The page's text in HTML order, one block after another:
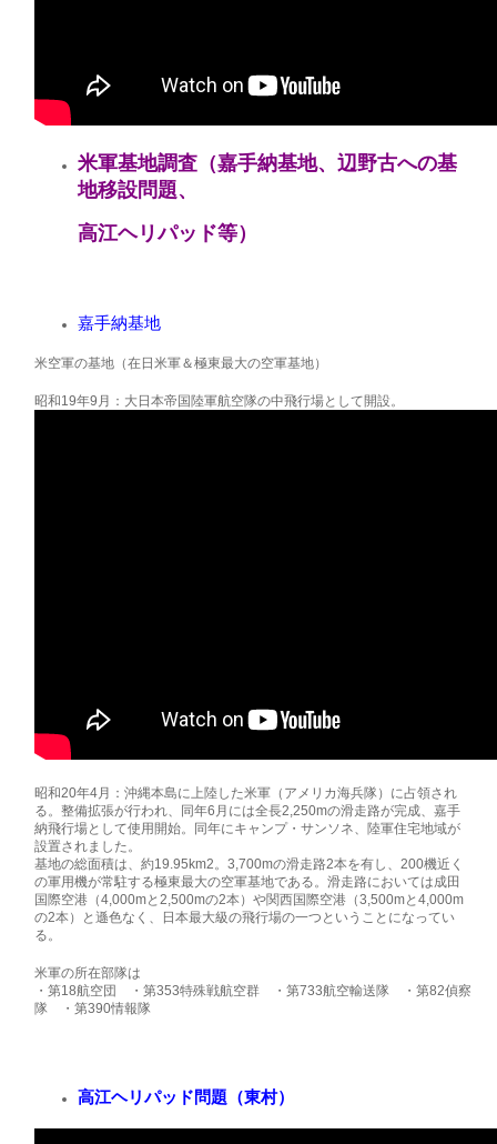
米軍基地調査（嘉手納基地、辺野古への基
地移設問題、
高江ヘリパッド等）
嘉手納基地
米空軍の基地（在日米軍＆極東最大の空軍基地）
昭和19年9月：大日本帝国陸軍航空隊の中飛行場として開設。
昭和20年4月：沖縄本島に上陸した米軍（アメリカ海兵隊）に占領され
る。整備拡張が行われ、同年6月には全長2,250mの滑走路が完成、嘉手
納飛行場として使用開始。同年にキャンプ・サンソネ、陸軍住宅地域が
設置されました。
基地の総面積は、約19.95km2。3,700mの滑走路2本を有し、200機近く
の軍用機が常駐する極東最大の空軍基地である。滑走路においては成田
国際空港（4,000mと2,500mの2本）や関西国際空港（3,500mと4,000m
の2本）と遜色なく、日本最大級の飛行場の一つということになってい
る。
米軍の所在部隊は
・第18航空団 ・第353特殊戦航空群 ・第733航空輸送隊 ・第82偵察
隊 ・第390情報隊
高江ヘリパッド問題（東村）